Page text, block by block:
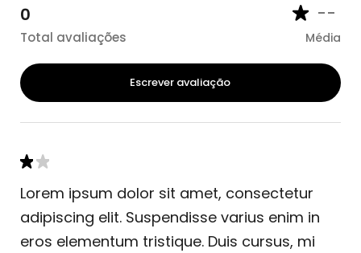
0
Total avaliações
--
Média
Escrever avaliação
Lorem ipsum dolor sit amet, consectetur
adipiscing elit. Suspendisse varius enim in
eros elementum tristique. Duis cursus, mi